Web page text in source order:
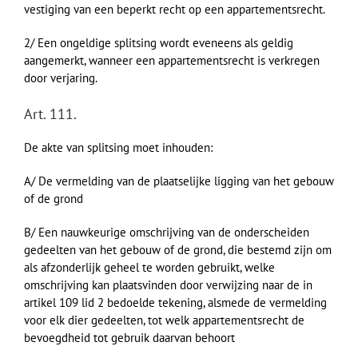
vestiging van een beperkt recht op een appartementsrecht.
2/ Een ongeldige splitsing wordt eveneens als geldig
aangemerkt, wanneer een appartementsrecht is verkregen
door verjaring.
Art. 111.
De akte van splitsing moet inhouden:
A/ De vermelding van de plaatselijke ligging van het gebouw
of de grond
B/ Een nauwkeurige omschrijving van de onderscheiden
gedeelten van het gebouw of de grond, die bestemd zijn om
als afzonderlijk geheel te worden gebruikt, welke
omschrijving kan plaatsvinden door verwijzing naar de in
artikel 109 lid 2 bedoelde tekening, alsmede de vermelding
voor elk dier gedeelten, tot welk appartementsrecht de
bevoegdheid tot gebruik daarvan behoort